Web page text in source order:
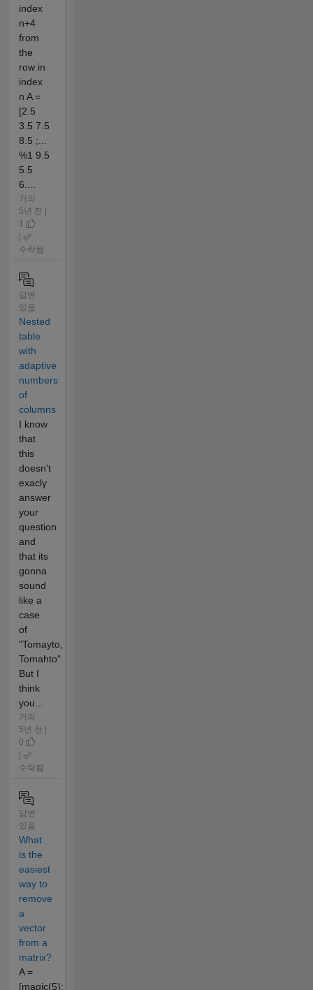
index
n+4
from
the
row in
index
n A =
[2.5
3.5 7.5
8.5 ;...
%1 9.5
5.5
6....
거의
5년 전 |
1
|
수락됨
답변
있음
Nested
table
with
adaptive
numbers
of
columns
I know
that
this
doesn't
exacly
answer
your
question
and
that its
gonna
sound
like a
case
of
"Tomayto,
Tomahto"
But I
think
you...
거의
5년 전 |
0
|
수락됨
답변
있음
What
is the
easiest
way to
remove
a
vector
from a
matrix?
A =
[magic(5);